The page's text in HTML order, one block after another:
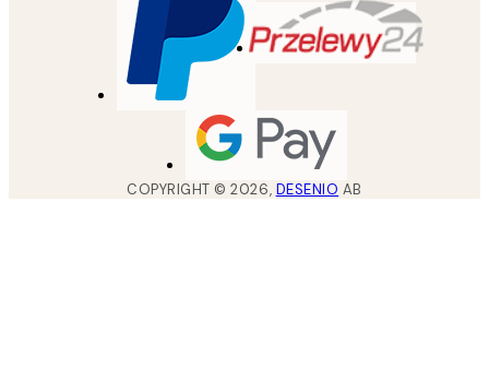
COPYRIGHT ©2026, DESENIO AB